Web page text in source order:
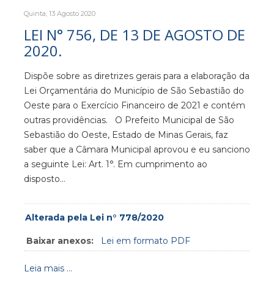
Quinta, 13 Agosto 2020
LEI N° 756, DE 13 DE AGOSTO DE
2020.
Dispõe sobre as diretrizes gerais para a elaboração da
Lei Orçamentária do Município de São Sebastião do
Oeste para o Exercício Financeiro de 2021 e contém
outras providências. O Prefeito Municipal de São
Sebastião do Oeste, Estado de Minas Gerais, faz
saber que a Câmara Municipal aprovou e eu sanciono
a seguinte Lei: Art. 1°. Em cumprimento ao
disposto…
Alterada pela Lei n° 778/2020
Baixar anexos: Lei em formato PDF
Leia mais ...